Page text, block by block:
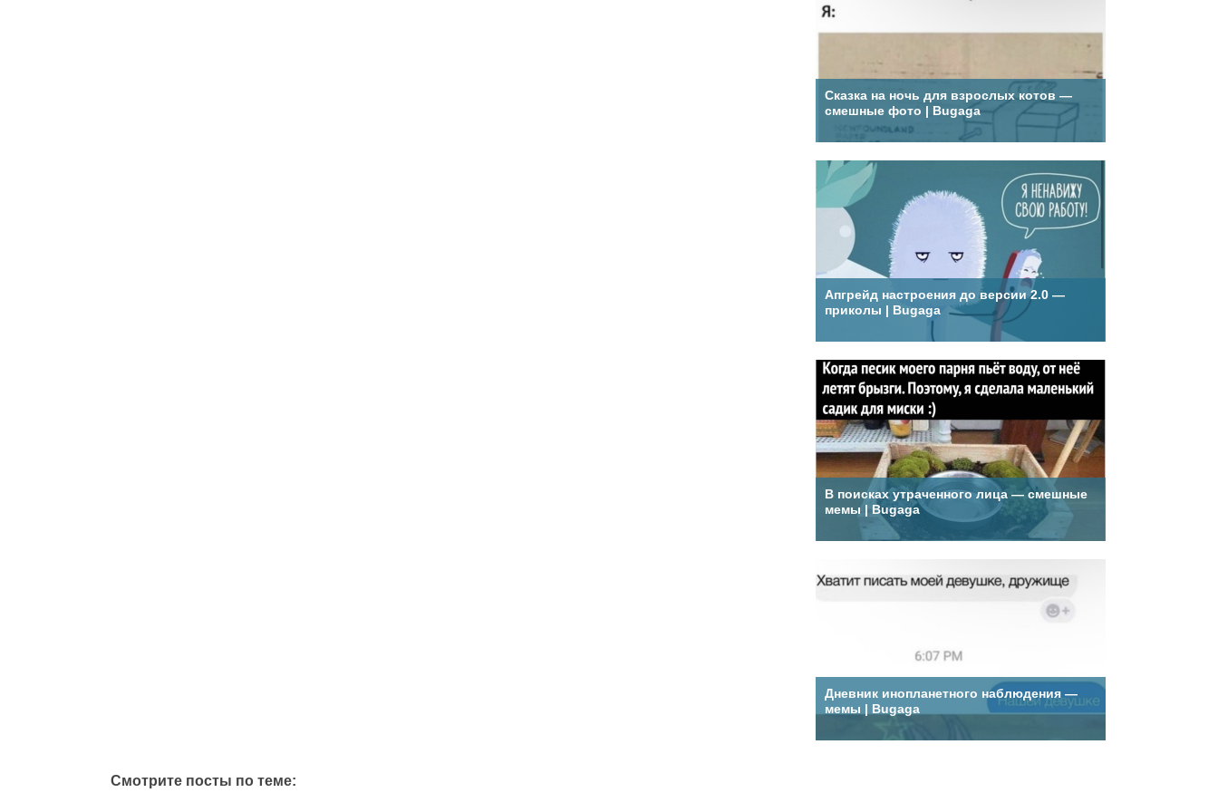
Сказка на ночь для взрослых котов —
смешные фото | Bugaga
Апгрейд настроения до версии 2.0 —
приколы | Bugaga
В поисках утраченного лица — смешные
мемы | Bugaga
Дневник инопланетного наблюдения —
мемы | Bugaga
Смотрите посты по теме: